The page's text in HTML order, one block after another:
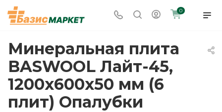
0
Минеральная плита
BASWOOL Лайт-45,
1200x600x50 мм (6
плит) Опалубки